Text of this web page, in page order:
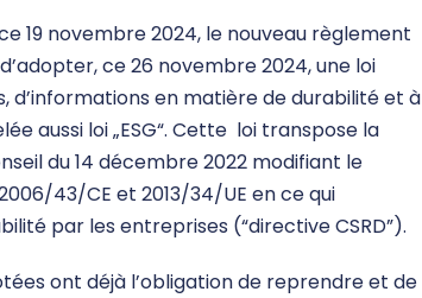
19 novembre 2024, le nouveau règlement
ce 26 novembre 2024, une loi
d’informations en matière de durabilité et à
aussi loi „ESG“. Cette loi transpose la
du 14 décembre 2022 modifiant le
43/CE et 2013/34/UE en ce qui
par les entreprises (“directive CSRD”).
ont déjà l’obligation de reprendre et de